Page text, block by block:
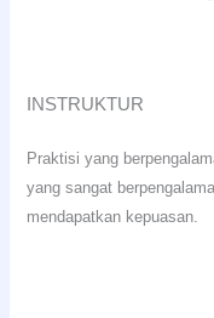
INSTRUKTUR
Praktisi yang
yang sangat
mendapatkan kepuasan.